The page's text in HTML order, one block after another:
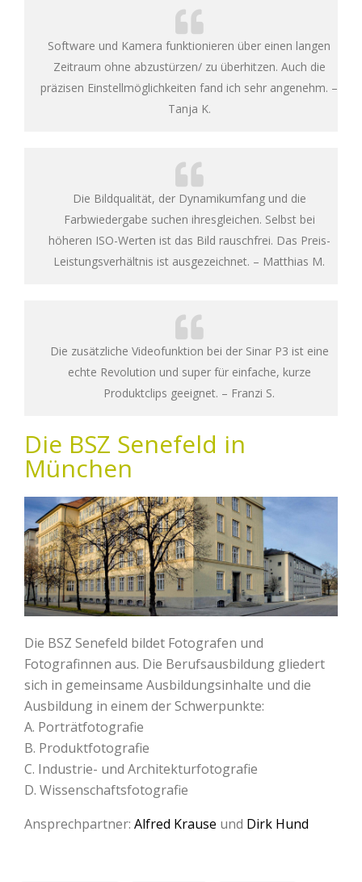
Software und Kamera funktionieren über einen langen
Zeitraum ohne abzustürzen/ zu überhitzen. Auch die
präzisen Einstellmöglichkeiten fand ich sehr angenehm. –
Tanja K.
Die Bildqualität, der Dynamikumfang und die
Farbwiedergabe suchen ihresgleichen. Selbst bei
höheren ISO-Werten ist das Bild rauschfrei. Das Preis-
Leistungsverhältnis ist ausgezeichnet. – Matthias M.
Die zusätzliche Videofunktion bei der Sinar P3 ist eine
echte Revolution und super für einfache, kurze
Produktclips geeignet. – Franzi S.
Die BSZ Senefeld in
München
Die BSZ Senefeld bildet Fotografen und
Fotografinnen aus. Die Berufsausbildung gliedert
sich in gemeinsame Ausbildungsinhalte und die
Ausbildung in einem der Schwerpunkte:
A. Porträtfotografie
B. Produktfotografie
C. Industrie- und Architekturfotografie
D. Wissenschaftsfotografie
Ansprechpartner: Alfred Krause und Dirk Hund